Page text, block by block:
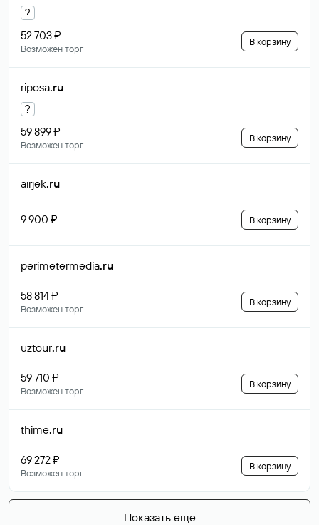
?
52 703 ₽
Возможен торг
В корзину
riposa.ru
?
59 899 ₽
Возможен торг
В корзину
airjek.ru
9 900 ₽ В корзину
perimetermedia.ru
58 814 ₽
Возможен торг
В корзину
uztour.ru
59 710 ₽
Возможен торг
В корзину
thime.ru
69 272 ₽
Возможен торг
В корзину
Показать еще